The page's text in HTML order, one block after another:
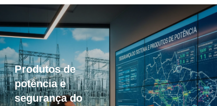
Produtos de
potência e
segurança do